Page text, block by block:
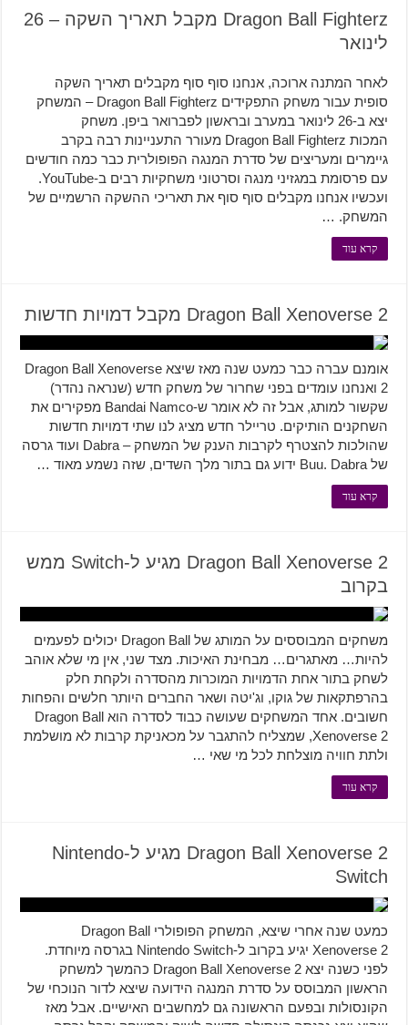
Dragon Ball Fighterz מקבל תאריך השקה – 26
לינואר
לאחר המתנה ארוכה, אנחנו סוף סוף מקבלים תאריך השקה
סופית עבור משחק התפקידים Dragon Ball Fighterz – המשחק
יצא ב-26 לינואר במערב ובראשון לפברואר ביפן. משחק
המכות Dragon Ball Fighterz מעורר התעניינות רבה בקרב
גיימרים ומעריצים של סדרת המנגה הפופולרית כבר כמה חודשים
עם פרסומת במגזיני מנגה וסרטוני משחקיות רבים ב-YouTube.
ועכשיו אנחנו מקבלים סוף סוף את תאריכי ההשקה הרשמיים של
המשחק. …
קרא עוד
Dragon Ball Xenoverse 2 מקבל דמויות חדשות
אומנם עברה כבר כמעט שנה מאז שיצא Dragon Ball Xenoverse
2 ואנחנו עומדים בפני שחרור של משחק חדש (שנראה נהדר)
שקשור למותג, אבל זה לא אומר ש-Bandai Namco מפקירים את
השחקנים הותיקים. טריילר חדש מציג לנו שתי דמויות חדשות
שהולכות להצטרף לקרבות הענק של המשחק – Dabra ועוד גרסה
של Buu. Dabra ידוע גם בתור מלך השדים, שזה נשמע מאוד …
קרא עוד
Dragon Ball Xenoverse 2 מגיע ל-Switch ממש
בקרוב
משחקים המבוססים על המותג של Dragon Ball יכולים לפעמים
להיות… מאתגרים… מבחינת האיכות. מצד שני, אין מי שלא אוהב
לשחק בתור אחת הדמויות המוכרות מהסדרה ולקחת חלק
בהרפתקאות של גוקו, וג'יטה ושאר החברים היותר חלשים והפחות
חשובים. אחד המשחקים שעושה כבוד לסדרה הוא Dragon Ball
Xenoverse 2, שמצליח להתגבר על מכאניקת קרבות לא מושלמת
ולתת חוויה מוצלחת לכל מי שאי …
קרא עוד
Dragon Ball Xenoverse 2 מגיע ל-Nintendo
Switch
כמעט שנה אחרי שיצא, המשחק הפופולרי Dragon Ball
Xenoverse 2 יגיע בקרוב ל-Nintendo Switch בגרסה מיוחדת.
לפני כשנה יצא Dragon Ball Xenoverse 2 כהמשך למשחק
הראשון המבוסס על סדרת המנגה הידועה שיצא לדור הנוכחי של
הקונסולות ובפעם הראשונה גם למחשבים האישיים. אבל מאז